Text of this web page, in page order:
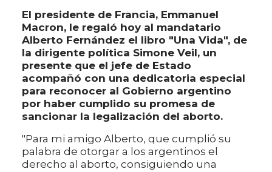
El presidente de Francia, Emmanuel
Macron, le regaló hoy al mandatario
Alberto Fernández el libro "Una Vida", de
la dirigente política Simone Veil, un
presente que el jefe de Estado
acompañó con una dedicatoria especial
para reconocer al Gobierno argentino
por haber cumplido su promesa de
sancionar la legalización del aborto.
"Para mi amigo Alberto, que cumplió su
palabra de otorgar a los argentinos el
derecho al aborto, consiguiendo una